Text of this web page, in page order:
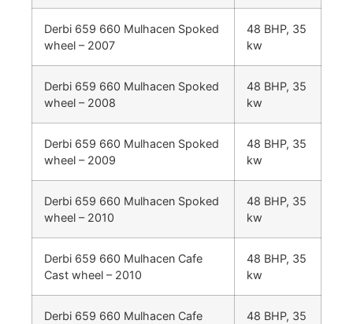
Derbi 659 660 Mulhacen Spoked
wheel – 2007
48 BHP, 35
kw
Derbi 659 660 Mulhacen Spoked
wheel – 2008
48 BHP, 35
kw
Derbi 659 660 Mulhacen Spoked
wheel – 2009
48 BHP, 35
kw
Derbi 659 660 Mulhacen Spoked
wheel – 2010
48 BHP, 35
kw
Derbi 659 660 Mulhacen Cafe
Cast wheel – 2010
48 BHP, 35
kw
Derbi 659 660 Mulhacen Cafe
48 BHP, 35